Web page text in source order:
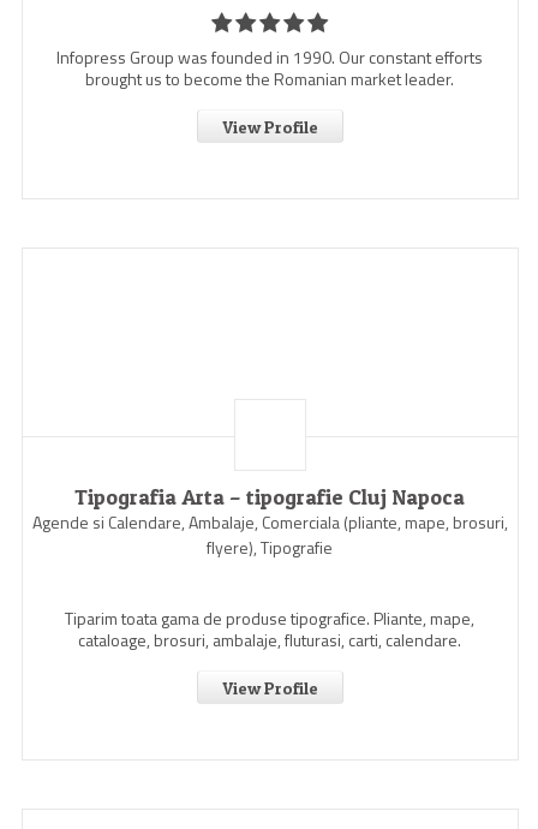
Infopress Group was founded in 1990. Our constant efforts
brought us to become the Romanian market leader.
View Profile
Tipografia Arta – tipografie Cluj Napoca
Agende si Calendare, Ambalaje, Comerciala (pliante, mape, brosuri,
flyere), Tipografie
Tiparim toata gama de produse tipografice. Pliante, mape,
cataloage, brosuri, ambalaje, fluturasi, carti, calendare.
View Profile